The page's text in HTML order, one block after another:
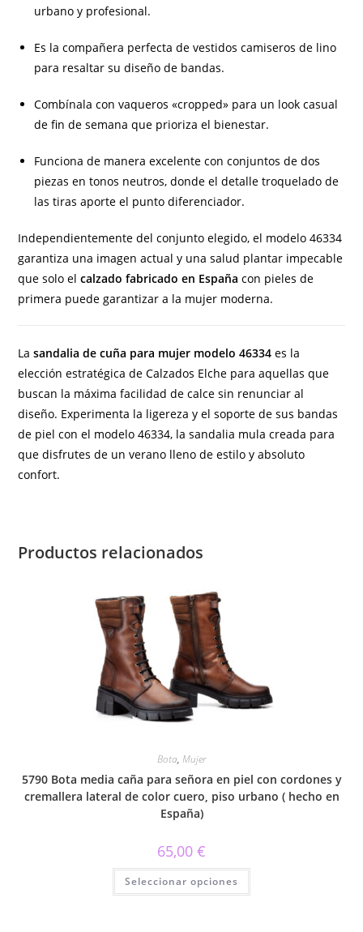
urbano y profesional.
Es la compañera perfecta de vestidos camiseros de lino
para resaltar su diseño de bandas.
Combínala con vaqueros «cropped» para un look casual
de fin de semana que prioriza el bienestar.
Funciona de manera excelente con conjuntos de dos
piezas en tonos neutros, donde el detalle troquelado de
las tiras aporte el punto diferenciador.
Independientemente del conjunto elegido, el modelo 46334
garantiza una imagen actual y una salud plantar impecable
que solo elcalzado fabricado en España con pieles de
primera puede garantizar a la mujer moderna.
Lasandalia de cuña para mujer modelo 46334 es la
elección estratégica de Calzados Elche para aquellas que
buscan la máxima facilidad de calce sin renunciar al
diseño. Experimenta la ligereza y el soporte de sus bandas
de piel con el modelo 46334, la sandalia mula creada para
que disfrutes de un verano lleno de estilo y absoluto
confort.
Productos relacionados
Bota, Mujer
5790 Bota media caña para señora en piel con cordones y
cremallera lateral de color cuero, piso urbano ( hecho en
España)
65,00 €
Seleccionar opciones
Este
tiene